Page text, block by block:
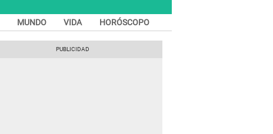
MUNDO VIDA HORÓSCOPO